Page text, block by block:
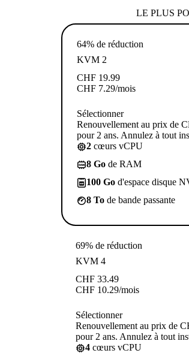
LE PLUS
64% de réduction
KVM 2
CHF 19.99
CHF 7.29/mois
Sélectionner
Renouvellement au prix de
pour 2 ans. Annulez à tout
2 cœurs vCPU
8 Go de RAM
100 Go d'espace disque
8 To de bande passante
69% de réduction
KVM 4
CHF 33.49
CHF 10.29/mois
Sélectionner
Renouvellement au prix de
pour 2 ans. Annulez à tout
4 cœurs vCPU